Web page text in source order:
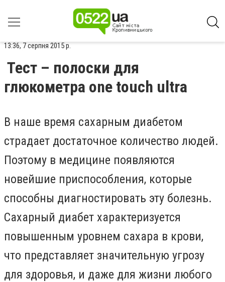
13:36, 7 серпня 2015 р.
Тест – полоски для
глюкометра one touch ultra
В наше время сахарным диабетом
страдает достаточное количество людей.
Поэтому в медицине появляются
новейшие приспособления, которые
способны диагностировать эту болезнь.
Сахарный диабет характеризуется
повышенным уровнем сахара в крови,
что представляет значительную угрозу
для здоровья, и даже для жизни любого